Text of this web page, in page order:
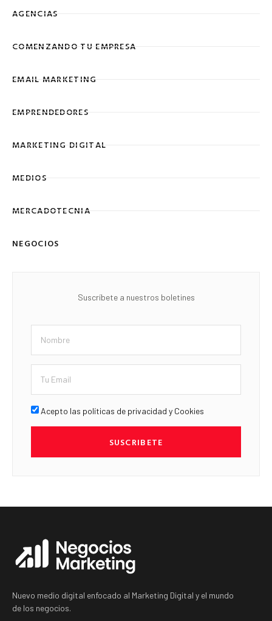
AGENCIAS
COMENZANDO TU EMPRESA
EMAIL MARKETING
EMPRENDEDORES
MARKETING DIGITAL
MEDIOS
MERCADOTECNIA
NEGOCIOS
Suscríbete a nuestros boletines
Acepto las políticas de privacidad y Cookies
SUSCRIBETE
Nuevo medio digital enfocado al Marketing Digital y el mundo
de los negocios.